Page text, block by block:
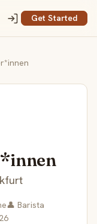
Get Started
👤 Barista